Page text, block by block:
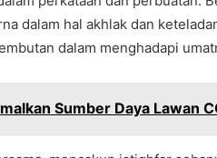
dalam hal akhlak dan
dalam menghadapi
Sumber Daya Lawan